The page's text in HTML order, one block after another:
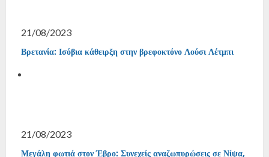
21/08/2023
Βρετανία: Ισόβια κάθειρξη στην βρεφοκτόνο Λούσι Λέτμπι
21/08/2023
Μεγάλη φωτιά στον Έβρο: Συνεχείς αναζωπυρώσεις σε Νίψα,